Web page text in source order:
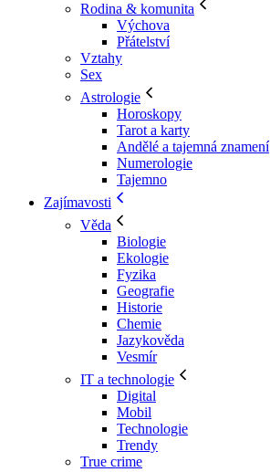
Rodina & komunita
Výchova
Přátelství
Vztahy
Sex
Astrologie
Horoskopy
Tarot a karty
Andělé a tajemná znamení
Numerologie
Tajemno
Zajímavosti
Věda
Biologie
Ekologie
Fyzika
Geografie
Historie
Chemie
Jazykověda
Vesmír
IT a technologie
Digital
Mobil
Technologie
Trendy
True crime